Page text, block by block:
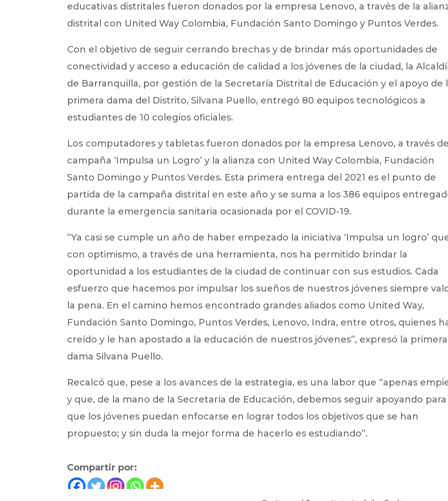
educativas distritales fueron donados por la empresa Lenovo, a través de la
distrital con United Way Colombia, Fundación Santo Domingo y Puntos Verdes.
Con el objetivo de seguir cerrando brechas y de brindar más oportunidades de
conectividad y acceso a educación de calidad a los jóvenes de la ciudad, la
de Barranquilla, por gestión de la Secretaría Distrital de Educación y el apoyo de
primera dama del Distrito, Silvana Puello, entregó 80 equipos tecnológicos a
estudiantes de 10 colegios oficiales.
Los computadores y tabletas fueron donados por la empresa Lenovo, a través
campaña ‘Impulsa un Logro’ y la alianza con United Way Colombia, Fundación
Santo Domingo y Puntos Verdes. Esta primera entrega del 2021 es el punto de
partida de la campaña distrital en este año y se suma a los 386 equipos
durante la emergencia sanitaria ocasionada por el COVID-19.
“Ya casi se cumple un año de haber empezado la iniciativa ‘Impulsa un logro’
con optimismo, a través de una herramienta, nos ha permitido brindar la
oportunidad a los estudiantes de la ciudad de continuar con sus estudios. Cada
esfuerzo que hacemos por impulsar los sueños de nuestros jóvenes siempre
la pena. En el camino hemos encontrado grandes aliados como United Way,
Fundación Santo Domingo, Puntos Verdes, Lenovo, Indra, entre otros, quienes
creído y le han apostado a la educación de nuestros jóvenes”, expresó la primera
dama Silvana Puello.
Recalcó que, pese a los avances de la estrategia, es una labor que “apenas
y que, de la mano de la Secretaría de Educación, debemos seguir apoyando para
que los jóvenes puedan enfocarse en lograr todos los objetivos que se han
propuesto; y sin duda la mejor forma de hacerlo es estudiando”.
Compartir por: